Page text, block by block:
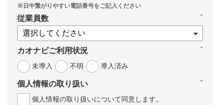
*
従業員数
*
カオナビご利用状況
未導入
不明 導入済み
*
個人情報の取り扱い
個人情報の取り扱いについて同意します。